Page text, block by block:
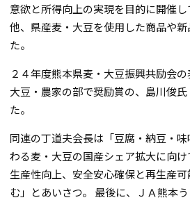
意欲と所得向上の実現を目的に開催
他、県産麦・大豆を使用した商品や
た。
２４年度熊本県麦・大豆振興共励会の
大豆・農家の部で奨励賞の、島川俊
た。
同連の丁道夫会長は「豆腐・納豆・
わる麦・大豆の国産シェア拡大に向
生産性向上、安全安心確保と再生産
む」とあいさつ。 最後に、ＪＡ熊本